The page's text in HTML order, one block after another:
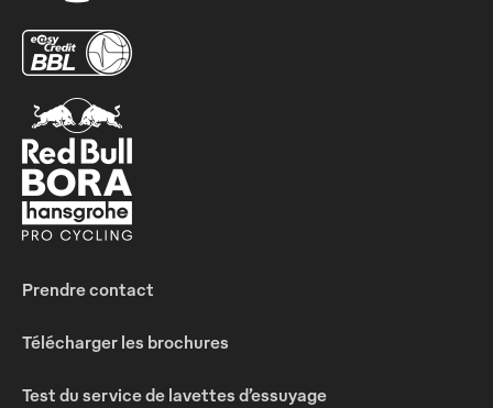
Prendre contact
Télécharger les brochures
Test du service de lavettes d’essuyage